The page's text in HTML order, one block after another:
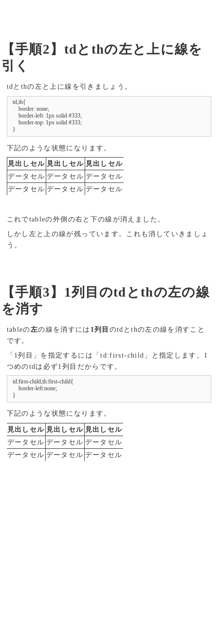
【手順2】tdとthの左と上に線を
引く
tdとthの左と上に線を引きましょう。
td,th{
}
下記のような状態になります。
見出しセル 見出しセル 見出しセル
データセル データセル データセル
データセル データセル データセル
これでtableの外側の右と下の線が消えました。
しかし左と上の線が残っています。これも消していきましょ
う。
【手順3】1列目のtdとthの左の線
を消す
tableの 左の線を消すには 1列目 のtdとthの左の線を消すこと
です。
「1列目」を指定するには「td:first-child」と指定します。1
つめのtdは必ず1列目だからです。
td:first-child,th:first-child{
}
下記のような状態になります。
見出しセル 見出しセル 見出しセル
データセル データセル データセル
データセル データセル データセル